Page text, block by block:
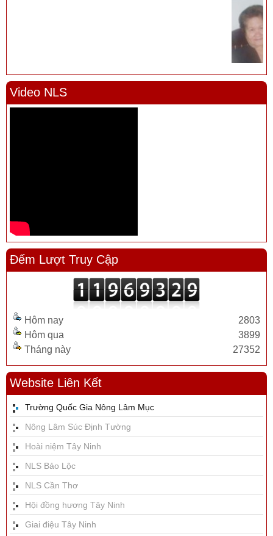
Video NLS
Đếm Lượt Truy Cập
Hôm nay
Hôm qua
Tháng này
2803
3899
27352
Website Liên Kết
Trường Quốc Gia Nông Lâm Mục
Nông Lâm Súc Định Tường
Hoài niệm Tây Ninh
NLS Bảo Lộc
NLS Cần Thơ
Hội đồng hương Tây Ninh
Giai điệu Tây Ninh